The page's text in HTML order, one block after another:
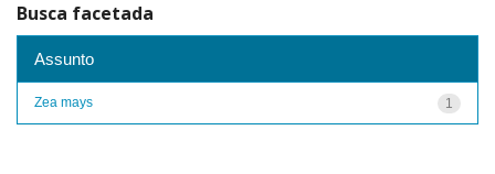
Busca facetada
Assunto
1
Zea mays